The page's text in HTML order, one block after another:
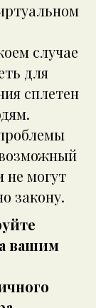
случае
для
сплетен
не могут
закону.
вашим